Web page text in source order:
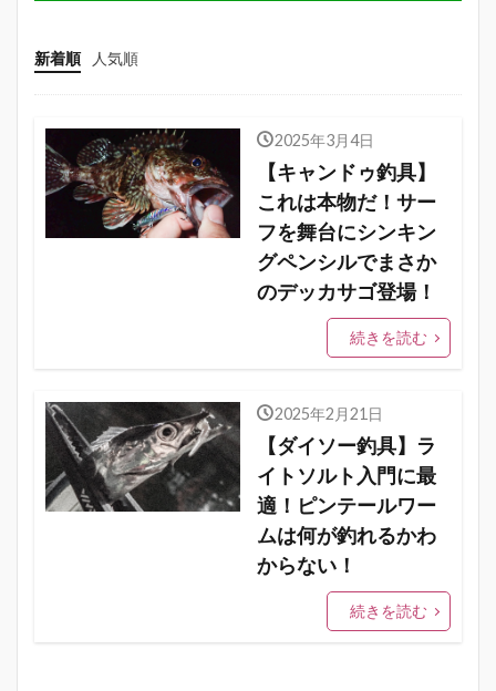
新着順 人気順
2025年3月4日
【キャンドゥ釣具】
これは本物だ！サー
フを舞台にシンキン
グペンシルでまさか
のデッカサゴ登場！
続きを読む
2025年2月21日
【ダイソー釣具】ラ
イトソルト入門に最
適！ピンテールワー
ムは何が釣れるかわ
からない！
続きを読む